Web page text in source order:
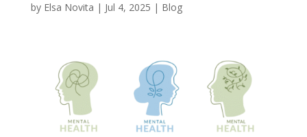
by Elsa Novita | Jul 4, 2025 | Blog